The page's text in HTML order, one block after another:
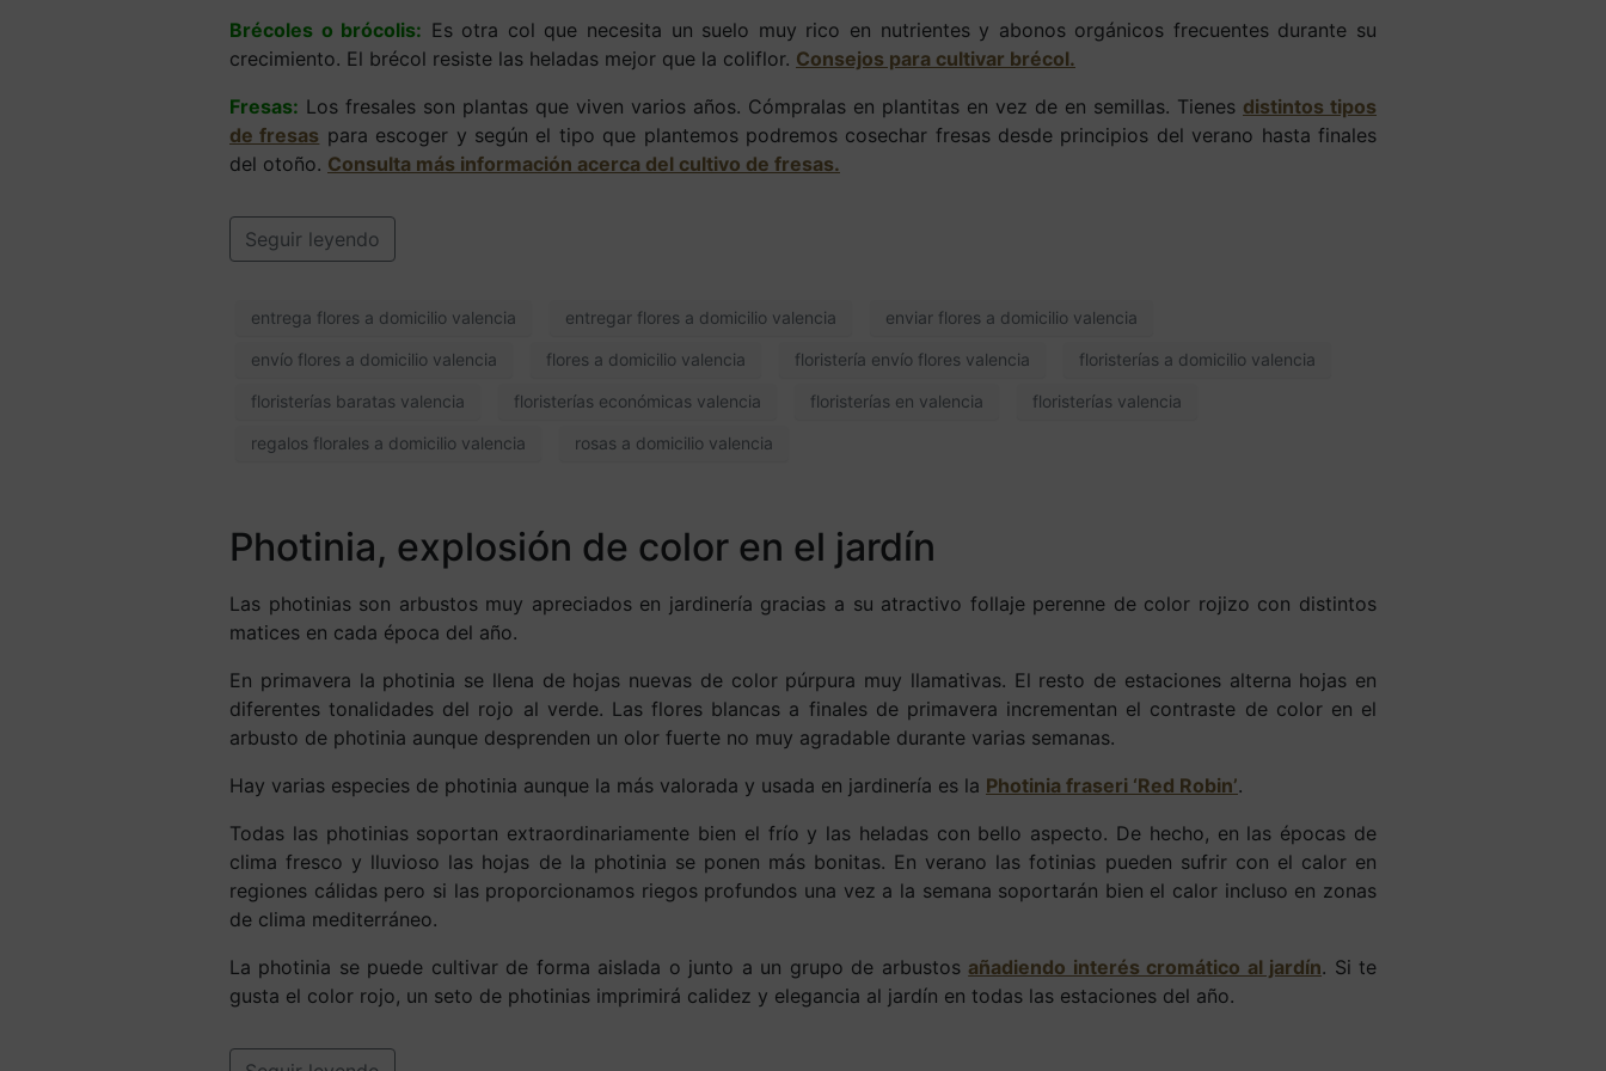
Brécoles o brócolis: Es otra col que necesita un suelo muy rico en nutrientes y abonos orgánicos frecuentes durante su
crecimiento. El brécol resiste las heladas mejor que la coliflor. Consejos para cultivar brécol.
Fresas: Los fresales son plantas que viven varios años. Cómpralas en plantitas en vez de en semillas. Tienes distintos tipos
de fresas para escoger y según el tipo que plantemos podremos cosechar fresas desde principios del verano hasta finales
del otoño. Consulta más información acerca del cultivo de fresas.
Seguir leyendo
entrega flores a domicilio valencia entregar flores a domicilio valencia enviar flores a domicilio valencia
envío flores a domicilio valencia flores a domicilio valencia floristería envío flores valencia floristerías a domicilio valencia
floristerías baratas valencia floristerías económicas valencia floristerías en valencia floristerías valencia
regalos florales a domicilio valencia rosas a domicilio valencia
Photinia, explosión de color en el jardín
Las photinias son arbustos muy apreciados en jardinería gracias a su atractivo follaje perenne de color rojizo con distintos
matices en cada época del año.
En primavera la photinia se llena de hojas nuevas de color púrpura muy llamativas. El resto de estaciones alterna hojas en
diferentes tonalidades del rojo al verde. Las flores blancas a finales de primavera incrementan el contraste de color en el
arbusto de photinia aunque desprenden un olor fuerte no muy agradable durante varias semanas.
Hay varias especies de photinia aunque la más valorada y usada en jardinería es la Photinia fraseri ‘Red Robin’.
Todas las photinias soportan extraordinariamente bien el frío y las heladas con bello aspecto. De hecho, en las épocas de
clima fresco y lluvioso las hojas de la photinia se ponen más bonitas. En verano las fotinias pueden sufrir con el calor en
regiones cálidas pero si las proporcionamos riegos profundos una vez a la semana soportarán bien el calor incluso en zonas
de clima mediterráneo.
La photinia se puede cultivar de forma aislada o junto a un grupo de arbustos añadiendo interés cromático al jardín. Si te
gusta el color rojo, un seto de photinias imprimirá calidez y elegancia al jardín en todas las estaciones del año.